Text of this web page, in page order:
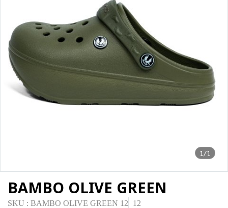
1/1
BAMBO OLIVE GREEN
SKU : BAMBO OLIVE GREEN 12
12